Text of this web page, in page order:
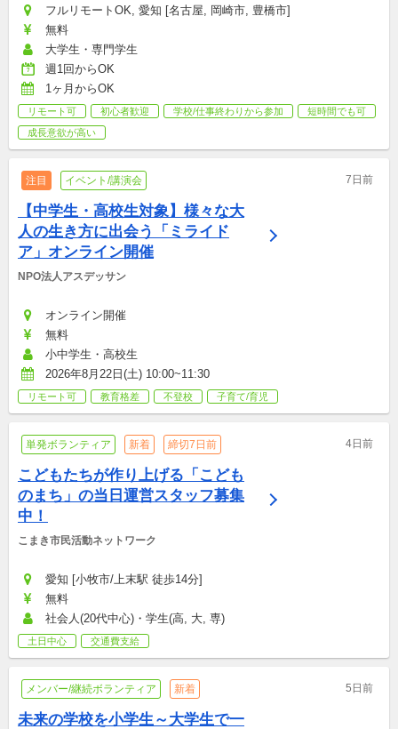
フルリモートOK, 愛知 [名古屋, 岡崎市, 豊橋市]
無料
大学生・専門学生
週1回からOK
1ヶ月からOK
リモート可 初心者歓迎 学校/仕事終わりから参加
短時間でも可
成長意欲が高い
注目 イベント/講演会 7日前
【中学生・高校生対象】様々な大
人の生き方に出会う「ミライド
ア」オンライン開催
NPO法人アスデッサン
オンライン開催
無料
小中学生・高校生
2026年8月22日(土) 10:00~11:30
リモート可 教育格差 不登校 子育て/育児
単発ボランティア 新着 締切7日前 4日前
こどもたちが作り上げる「こども
のまち」の当日運営スタッフ募集
中！
こまき市民活動ネットワーク
愛知 [小牧市/上末駅 徒歩14分]
無料
社会人(20代中心)・学生(高, 大, 専)
土日中心 交通費支給
メンバー/継続ボランティア 新着 5日前
未来の学校を小学生～大学生で一